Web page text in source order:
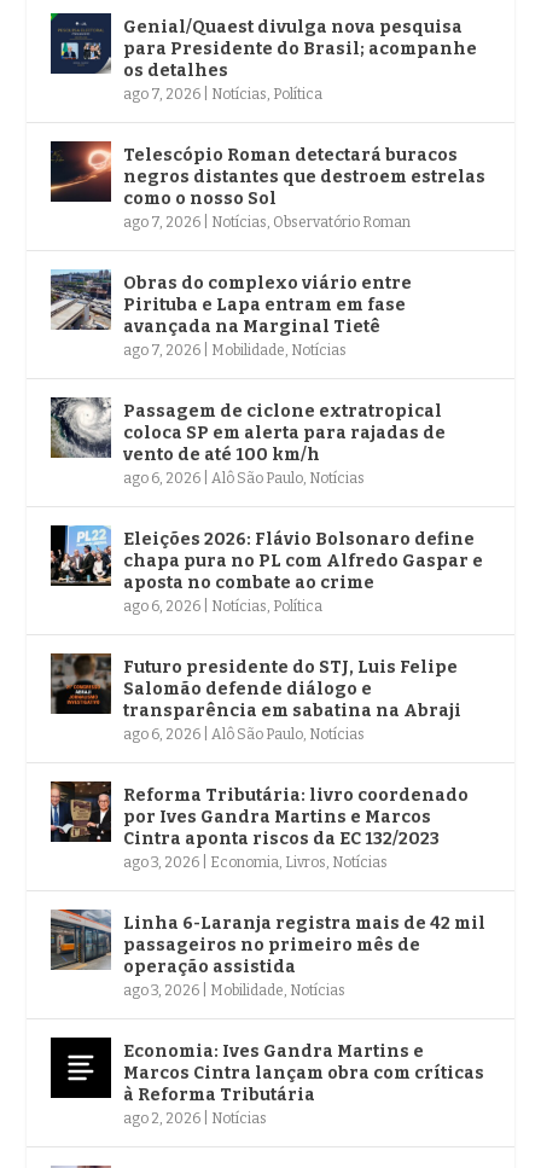
Genial/Quaest divulga nova pesquisa
para Presidente do Brasil; acompanhe
os detalhes
ago 7, 2026 Notícias, Política
Telescópio Roman detectará buracos
negros distantes que destroem estrelas
como o nosso Sol
ago 7, 2026 Notícias, Observatório Roman
Obras do complexo viário entre
Pirituba e Lapa entram em fase
avançada na Marginal Tietê
ago 7, 2026 Mobilidade, Notícias
Passagem de ciclone extratropical
coloca SP em alerta para rajadas de
vento de até 100 km/h
ago 6, 2026 |Alô São Paulo, Notícias
Eleições 2026: Flávio Bolsonaro define
chapa pura no PL com Alfredo Gaspar e
aposta no combate ao crime
ago 6, 2026 Notícias, Política
Futuro presidente do STJ, Luis Felipe
Salomão defende diálogo e
transparência em sabatina na Abraji
ago 6, 2026 |Alô São Paulo, Notícias
Reforma Tributária: livro coordenado
por Ives Gandra Martins e Marcos
Cintra aponta riscos da EC 132/2023
ago 3, 2026 Economia, Livros, Notícias
Linha 6-Laranja registra mais de 42 mil
passageiros no primeiro mês de
operação assistida
ago 3, 2026 Mobilidade, Notícias
Economia: Ives Gandra Martins e
Marcos Cintra lançam obra com críticas
à Reforma Tributária
ago 2, 2026 Notícias